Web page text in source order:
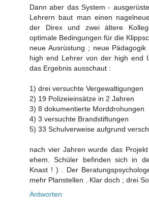
Dann aber das System -
Lehrern baut man einen
der Direx und zwei ältere
optimale Bedingungen für die
neue Ausrüstung ; neue
high end Lehrer von der high end
das Ergebnis ausschaut :
1) drei versuchte Vergewaltigungen
2) 19 Polizeieinsätze in 2 Jahren
3) 8 dokumentierte Morddrohungen
4) 3 versuchte Brandstiftungen
5) 33 Schulverweise aufgrund
nach vier Jahren wurde das
ehem. Schüler befinden sich in
Knast ! ) . Der
mehr Planstellen . Klar doch ; drei
Antworten